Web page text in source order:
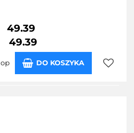
49.39
49.39
op DO KOSZYKA